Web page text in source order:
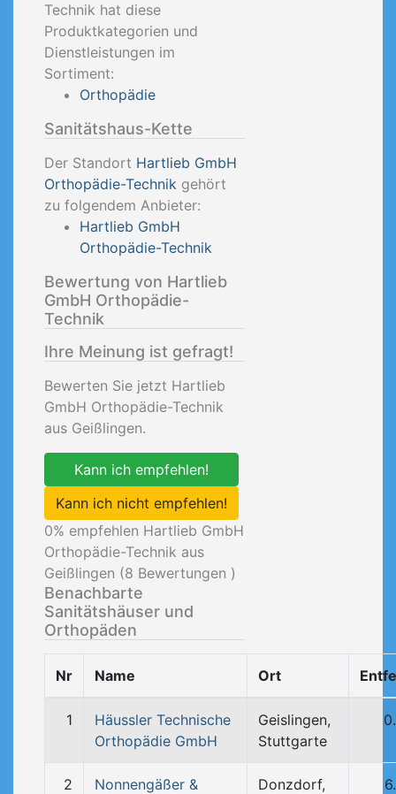
Technik hat diese
Produktkategorien und
Dienstleistungen im
Sortiment:
Orthopädie
Sanitätshaus-Kette
Der Standort Hartlieb GmbH
Orthopädie-Technik gehört
zu folgendem Anbieter:
Hartlieb GmbH
Orthopädie-Technik
Bewertung von Hartlieb
GmbH Orthopädie-
Technik
Ihre Meinung ist gefragt!
Bewerten Sie jetzt Hartlieb
GmbH Orthopädie-Technik
aus Geißlingen.
Kann ich empfehlen!
Kann ich nicht empfehlen!
0% empfehlen Hartlieb GmbH
Orthopädie-Technik aus
Geißlingen (8 Bewertungen )
Benachbarte
Sanitätshäuser und
Orthopäden
Nr Name Ort
1
Häussler Technische
Orthopädie GmbH
Geislingen,
Stuttgarte
2
Nonnengäßer &
Donzdorf,